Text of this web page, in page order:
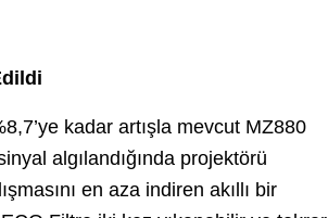
kadar artışla mevcut MZ880
algılandığında projektörü
en aza indiren akıllı bir